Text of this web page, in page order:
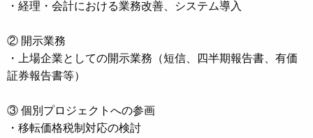
・経理・会計における業務改善、システム導入
② 開示業務
・上場企業としての開示業務（短信、四半期報告書、有価
証券報告書等）
③ 個別プロジェクトへの参画
・移転価格税制対応の検討